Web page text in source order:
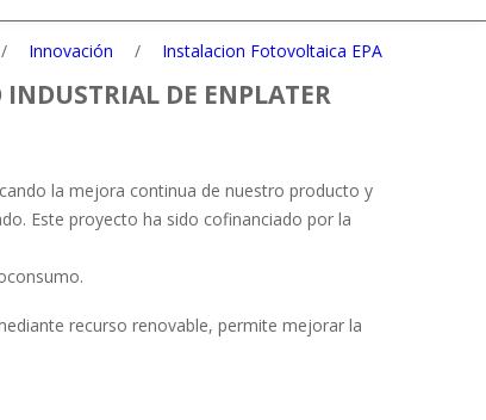
/ Innovación / Instalacion Fotovoltaica EPA
DE ENPLATER
la mejora continua de nuestro producto y
Este proyecto ha sido cofinanciado por la
recurso renovable, permite mejorar la